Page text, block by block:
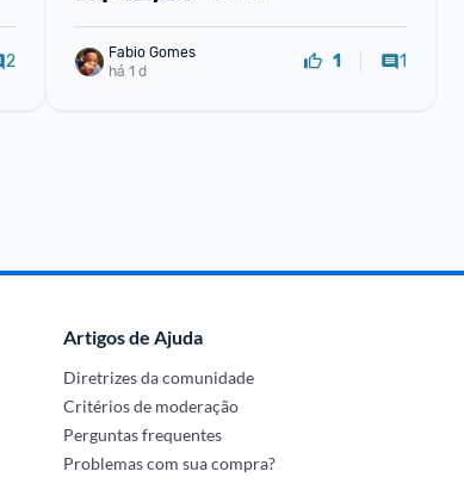
2
Fabio Gomes
há 1 d
1 1
Artigos de Ajuda
Diretrizes da comunidade
Critérios de moderação
Perguntas frequentes
Problemas com sua compra?